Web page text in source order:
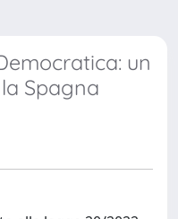
un
Spagna